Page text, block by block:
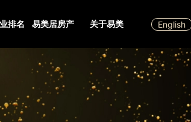
排名 易美居房产 关于易美 English